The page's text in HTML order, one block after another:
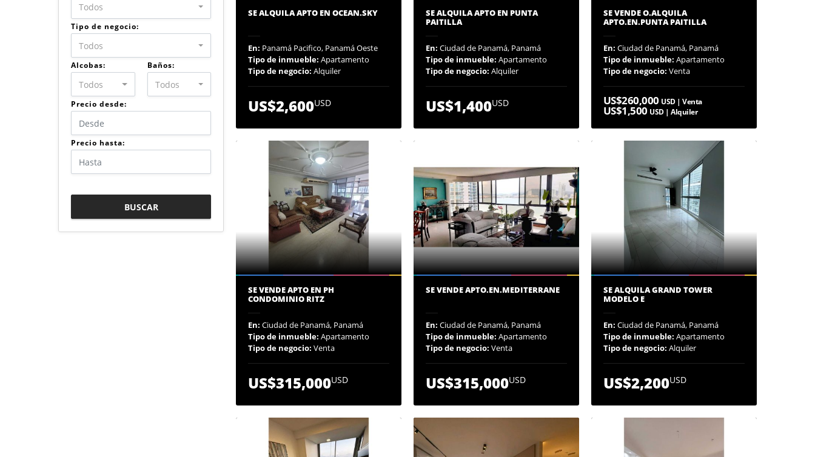
Todos
Tipo de negocio:
Todos
Alcobas:
Todos
Baños:
Todos
Precio desde:
Precio hasta:
BUSCAR
SE ALQUILA APTO EN OCEAN.SKY
En: Panamá Pacifico, Panamá Oeste
Tipo de inmueble: Apartamento
Tipo de negocio: Alquiler
US$2,600USD
SE ALQUILA APTO EN PUNTA
PAITILLA
En: Ciudad de Panamá, Panamá
Tipo de inmueble: Apartamento
Tipo de negocio: Alquiler
US$1,400USD
SE VENDE O.ALQUILA
APTO.EN.PUNTA PAITILLA
En: Ciudad de Panamá, Panamá
Tipo de inmueble: Apartamento
Tipo de negocio: Venta
US$260,000 USD | Venta
US$1,500 USD | Alquiler
SE VENDE APTO EN PH
CONDOMINIO RITZ
En: Ciudad de Panamá, Panamá
Tipo de inmueble: Apartamento
Tipo de negocio: Venta
US$315,000USD
SE VENDE APTO.EN.MEDITERRANE
En: Ciudad de Panamá, Panamá
Tipo de inmueble: Apartamento
Tipo de negocio: Venta
US$315,000USD
SE ALQUILA GRAND TOWER
MODELO E
En: Ciudad de Panamá, Panamá
Tipo de inmueble: Apartamento
Tipo de negocio: Alquiler
US$2,200USD